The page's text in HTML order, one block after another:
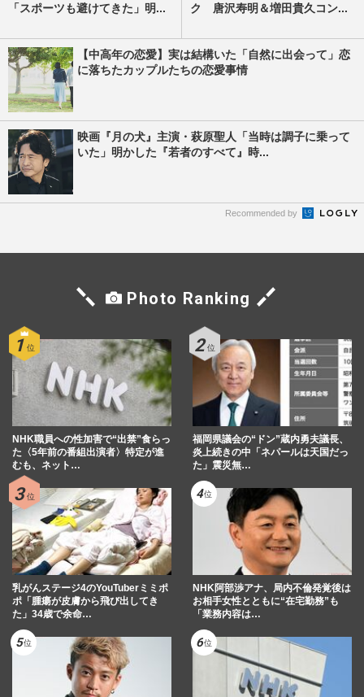
「スポーツも避けてきた」明...
ク 唐沢寿明＆増田貴久コン...
【中高年の恋愛】実は結構いた「自然に出会って」恋
に落ちたカップルたちの恋愛事情
映画『月の犬』主演・萩原聖人「当時は調子に乗って
いた」明かした『若者のすべて』時...
Recommended by
Photo Ranking
NHK職員への性加害で“出禁”食らっ
た〈5年前の番組出演者〉特定が進
むも、ネット…
福岡県議会の“ドン”蔵内勇夫議長、
炎上続きの中「ネパールは天国だっ
た」震災無…
乳がんステージ4のYouTuberミミポ
ポ「腫瘍が皮膚から飛び出してき
た」34歳で余命…
NHK阿部渉アナ、局内不倫発覚後は
お相手女性とともに“在宅勤務”も
「業務内容は…